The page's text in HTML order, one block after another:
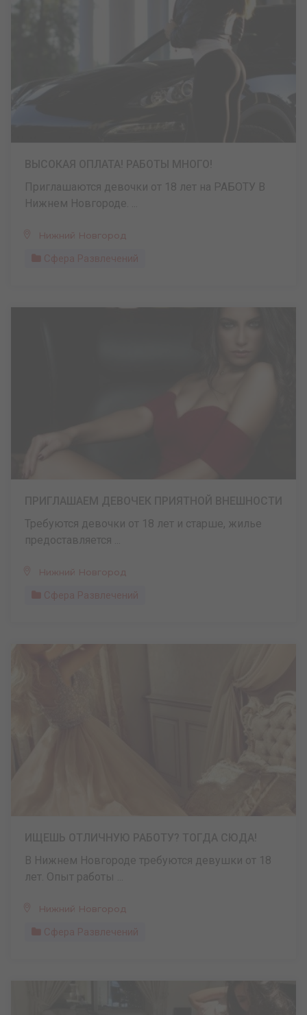
Приглашаются девочки от 18 лет на РАБОТУ В
Нижнем Новгороде. ...
Нижний Новгород
Сфера Развлечений
Требуются девочки от 18 лет и старше, жилье
предоставляется ...
Нижний Новгород
Сфера Развлечений
В Нижнем Новгороде требуются девушки от 18
лет. Опыт работы ...
Нижний Новгород
Сфера Развлечений